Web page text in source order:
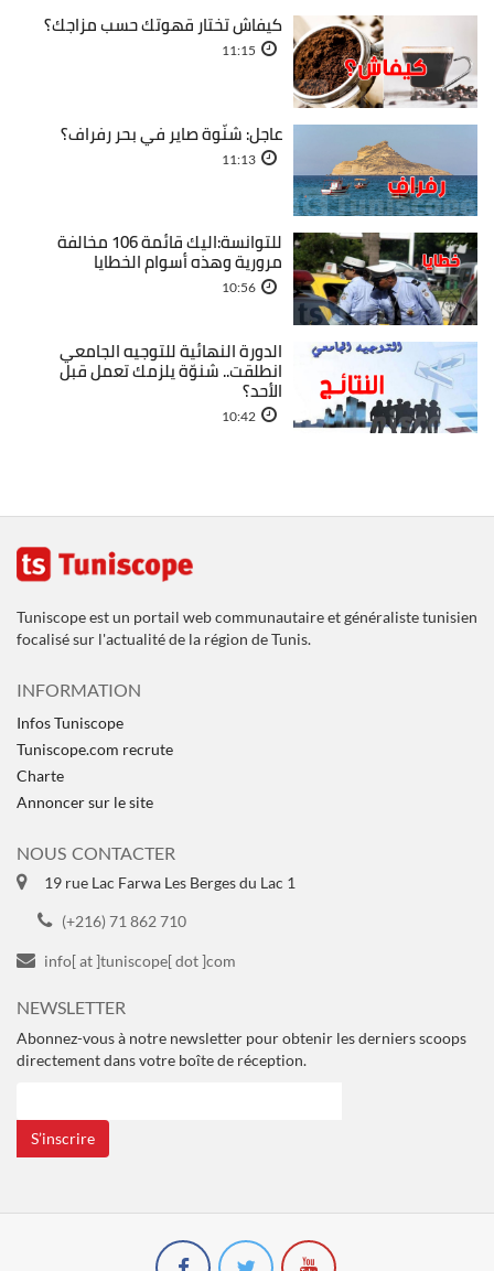
كيفاش تختار قهوتك حسب مزاجك؟
11:15
عاجل: شنّوة صاير في بحر رفراف؟
11:13
للتوانسة:اليك قائمة 106 مخالفة
مرورية وهذه أسوام الخطايا
10:56
الدورة النهائية للتوجيه الجامعي
انطلقت.. شنوّة يلزمك تعمل قبل
الأحد؟
10:42
Tuniscope est un portail web communautaire et généraliste tunisien
focalisé sur l'actualité de la région de Tunis.
INFORMATION
Infos Tuniscope
Tuniscope.com recrute
Charte
Annoncer sur le site
NOUS CONTACTER
19 rue Lac Farwa Les Berges du Lac 1
(+216) 71 862 710
info[ at ]tuniscope[ dot ]com
NEWSLETTER
Abonnez-vous à notre newsletter pour obtenir les derniers scoops
directement dans votre boîte de réception.
S’inscrire